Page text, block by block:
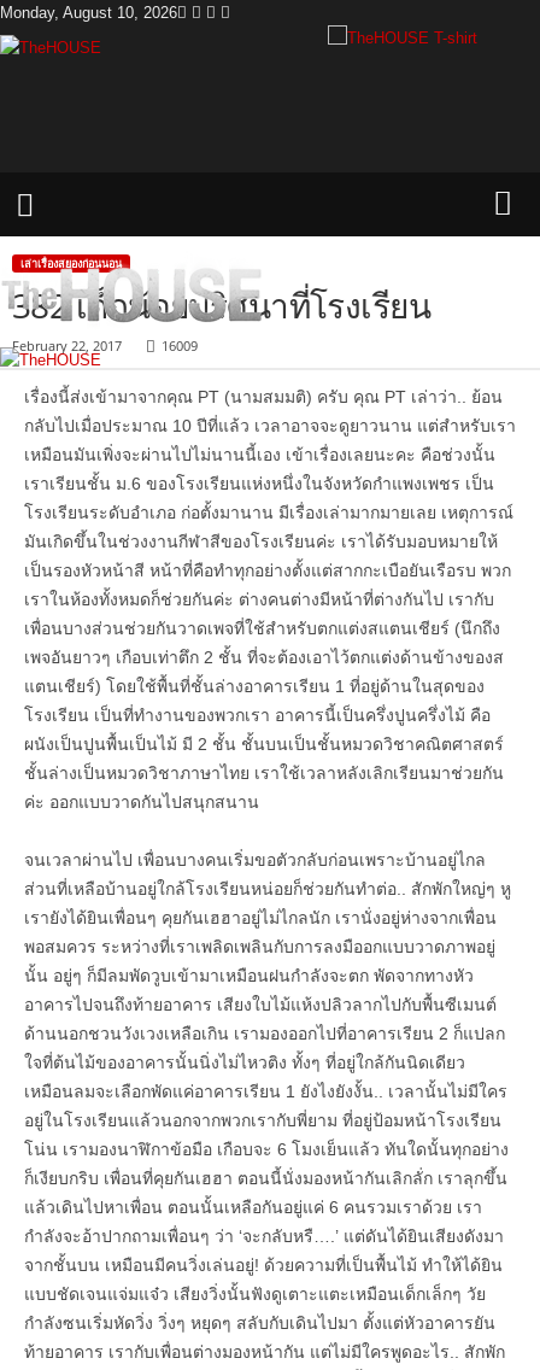
Monday, August 10, 2026
เล่าเรื่องสยองก่อนนอน
382 เด็กน้อยปริศนาที่โรงเรียน
February 22, 2017 16009
เรื่องนี้ส่งเข้ามาจากคุณ PT (นามสมมติ) ครับ คุณ PT เล่าว่า.. ย้อน
กลับไปเมื่อประมาณ 10 ปีที่แล้ว เวลาอาจจะดูยาวนาน แต่สำหรับเรา
เหมือนมันเพิ่งจะผ่านไปไม่นานนี้เอง เข้าเรื่องเลยนะคะ คือช่วงนั้น
เราเรียนชั้น ม.6 ของโรงเรียนแห่งหนึ่งในจังหวัดกำแพงเพชร เป็น
โรงเรียนระดับอำเภอ ก่อตั้งมานาน มีเรื่องเล่ามากมายเลย เหตุการณ์
มันเกิดขึ้นในช่วงงานกีฬาสีของโรงเรียนค่ะ เราได้รับมอบหมายให้
เป็นรองหัวหน้าสี หน้าที่คือทำทุกอย่างตั้งแต่สากกะเบือยันเรือรบ พวก
เราในห้องทั้งหมดก็ช่วยกันค่ะ ต่างคนต่างมีหน้าที่ต่างกันไป เรากับ
เพื่อนบางส่วนช่วยกันวาดเพจที่ใช้สำหรับตกแต่งสแตนเชียร์ (นึกถึง
เพจอันยาวๆ เกือบเท่าตึก 2 ชั้น ที่จะต้องเอาไว้ตกแต่งด้านข้างของส
แตนเชียร์) โดยใช้พื้นที่ชั้นล่างอาคารเรียน 1 ที่อยู่ด้านในสุดของ
โรงเรียน เป็นที่ทำงานของพวกเรา อาคารนี้เป็นครึ่งปูนครึ่งไม้ คือ
ผนังเป็นปูนพื้นเป็นไม้ มี 2 ชั้น ชั้นบนเป็นชั้นหมวดวิชาคณิตศาสตร์
ชั้นล่างเป็นหมวดวิชาภาษาไทย เราใช้เวลาหลังเลิกเรียนมาช่วยกัน
ค่ะ ออกแบบวาดกันไปสนุกสนาน
จนเวลาผ่านไป เพื่อนบางคนเริ่มขอตัวกลับก่อนเพราะบ้านอยู่ไกล
ส่วนที่เหลือบ้านอยู่ใกล้โรงเรียนหน่อยก็ช่วยกันทำต่อ.. สักพักใหญ่ๆ หู
เรายังได้ยินเพื่อนๆ คุยกันเฮฮาอยู่ไม่ไกลนัก เรานั่งอยู่ห่างจากเพื่อน
พอสมควร ระหว่างที่เราเพลิดเพลินกับการลงมืออกแบบวาดภาพอยู่
นั้น อยู่ๆ ก็มีลมพัดวูบเข้ามาเหมือนฝนกำลังจะตก พัดจากทางหัว
อาคารไปจนถึงท้ายอาคาร เสียงใบไม้แห้งปลิวลากไปกับพื้นซีเมนต์
ด้านนอกชวนวังเวงเหลือเกิน เรามองออกไปที่อาคารเรียน 2 ก็แปลก
ใจที่ต้นไม้ของอาคารนั้นนิ่งไม่ไหวติง ทั้งๆ ที่อยู่ใกล้กันนิดเดียว
เหมือนลมจะเลือกพัดแค่อาคารเรียน 1 ยังไงยังงั้น.. เวลานั้นไม่มีใคร
อยู่ในโรงเรียนแล้วนอกจากพวกเรากับพี่ยาม ที่อยู่ป้อมหน้าโรงเรียน
โน่น เรามองนาฬิกาข้อมือ เกือบจะ 6 โมงเย็นแล้ว ทันใดนั้นทุกอย่าง
ก็เงียบกริบ เพื่อนที่คุยกันเฮฮา ตอนนี้นั่งมองหน้ากันเลิกลั่ก เราลุกขึ้น
แล้วเดินไปหาเพื่อน ตอนนั้นเหลือกันอยู่แค่ 6 คนรวมเราด้วย เรา
กำลังจะอ้าปากถามเพื่อนๆ ว่า ‘จะกลับหรื….’ แต่ดันได้ยินเสียงดังมา
จากชั้นบน เหมือนมีคนวิ่งเล่นอยู่! ด้วยความที่เป็นพื้นไม้ ทำให้ได้ยิน
แบบชัดเจนแจ่มแจ๋ว เสียงวิ่งนั้นฟังดูเตาะแตะเหมือนเด็กเล็กๆ วัย
กำลังซนเริ่มหัดวิ่ง วิ่งๆ หยุดๆ สลับกับเดินไปมา ตั้งแต่หัวอาคารยัน
ท้ายอาคาร เรากับเพื่อนต่างมองหน้ากัน แต่ไม่มีใครพูดอะไร.. สักพัก